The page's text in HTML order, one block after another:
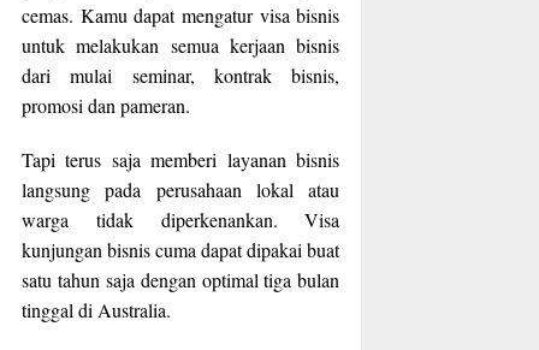
cemas. Kamu dapat mengatur visa bisnis
untuk melakukan semua kerjaan bisnis
dari mulai seminar, kontrak bisnis,
promosi dan pameran.
Tapi terus saja memberi layanan bisnis
langsung pada perusahaan lokal atau
warga tidak diperkenankan. Visa
kunjungan bisnis cuma dapat dipakai buat
satu tahun saja dengan optimal tiga bulan
tinggal di Australia.